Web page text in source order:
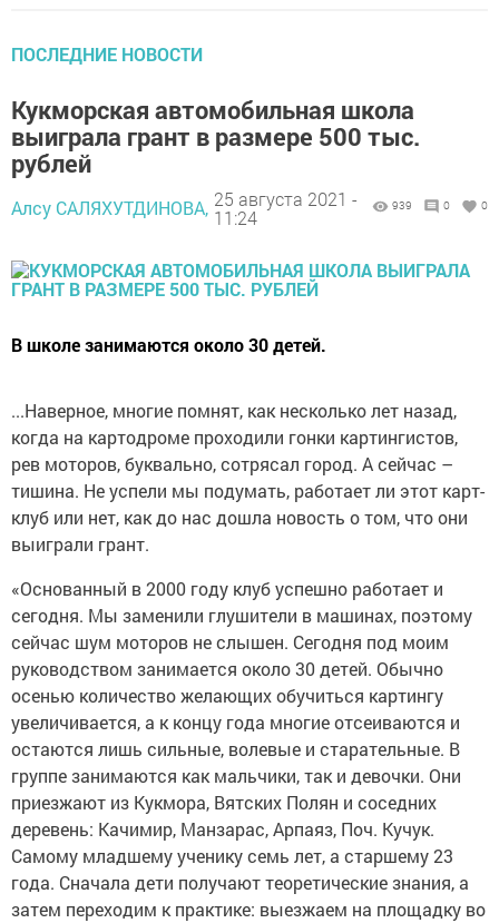
ПОСЛЕДНИЕ НОВОСТИ
Кукморская автомобильная школа
выиграла грант в размере 500 тыс.
рублей
Алсу САЛЯХУТДИНОВА, 25 августа 2021 -
11:24
939 0 0
В школе занимаются около 30 детей.
...Наверное, многие помнят, как несколько лет назад,
когда на картодроме проходили гонки картингистов,
рев моторов, буквально, сотрясал город. А сейчас –
тишина. Не успели мы подумать, работает ли этот карт-
клуб или нет, как до нас дошла новость о том, что они
выиграли грант.
«Основанный в 2000 году клуб успешно работает и
сегодня. Мы заменили глушители в машинах, поэтому
сейчас шум моторов не слышен. Сегодня под моим
руководством занимается около 30 детей. Обычно
осенью количество желающих обучиться картингу
увеличивается, а к концу года многие отсеиваются и
остаются лишь сильные, волевые и старательные. В
группе занимаются как мальчики, так и девочки. Они
приезжают из Кукмора, Вятских Полян и соседних
деревень: Качимир, Манзарас, Арпаяз, Поч. Кучук.
Самому младшему ученику семь лет, а старшему 23
года. Сначала дети получают теоретические знания, а
затем переходим к практике: выезжаем на площадку во